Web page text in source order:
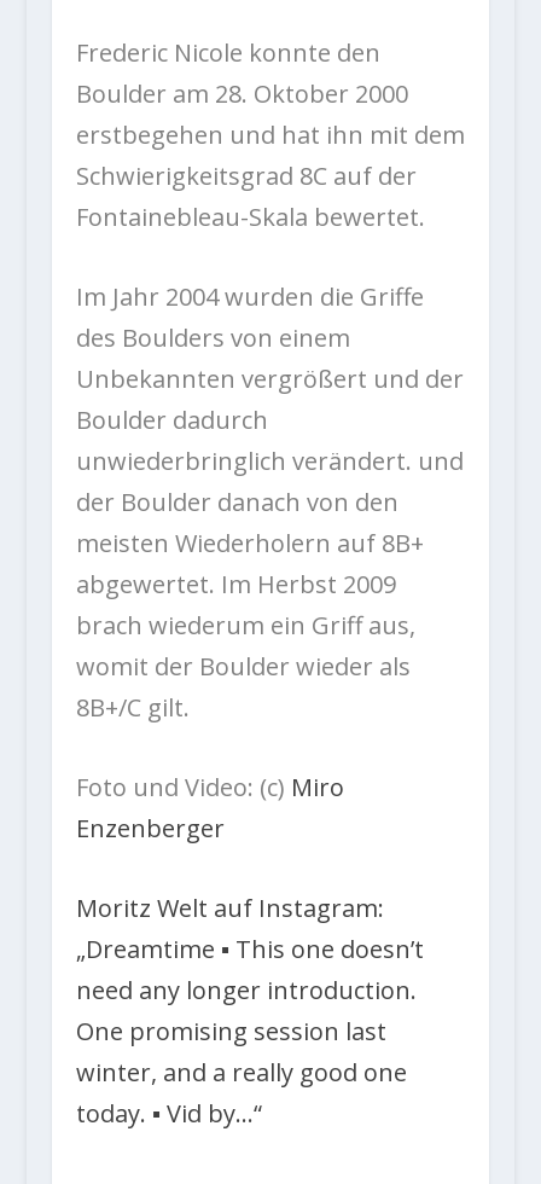
Frederic Nicole konnte den
Boulder am 28. Oktober 2000
erstbegehen und hat ihn mit dem
Schwierigkeitsgrad 8C auf der
Fontainebleau-Skala bewertet.
Im Jahr 2004 wurden die Griffe
des Boulders von einem
Unbekannten vergrößert und der
Boulder dadurch
unwiederbringlich verändert. und
der Boulder danach von den
meisten Wiederholern auf 8B+
abgewertet. Im Herbst 2009
brach wiederum ein Griff aus,
womit der Boulder wieder als
8B+/C gilt.
Foto und Video: (c) Miro
Enzenberger
Moritz Welt auf Instagram:
„Dreamtime ▪️ This one doesn’t
need any longer introduction.
One promising session last
winter, and a really good one
today. ▪️ Vid by…“